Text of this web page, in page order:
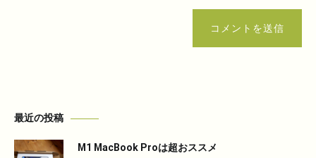
コメントを送信
最近の投稿
M1 MacBook Proは超おススメ